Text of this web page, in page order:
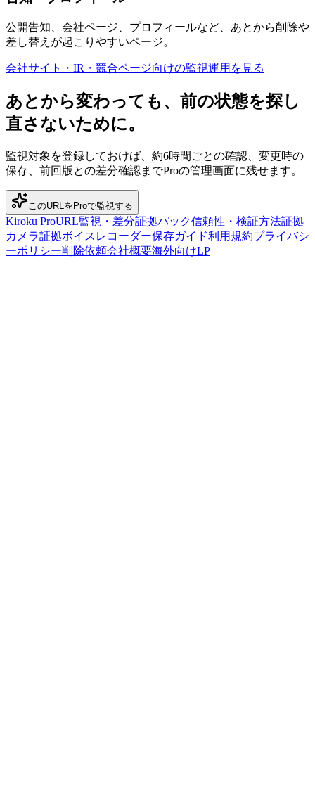
公開告知、会社ページ、プロフィールなど、あとから削除や
差し替えが起こりやすいページ。
会社サイト・IR・競合ページ向けの監視運用を見る
あとから変わっても、前の状態を探し
直さないために。
監視対象を登録しておけば、約6時間ごとの確認、変更時の
保存、前回版との差分確認までProの管理画面に残せます。
このURLをProで監視する
Kiroku ProURL監視・差分証拠パック信頼性・検証方法証拠
カメラ証拠ボイスレコーダー保存ガイド利用規約プライバシ
ーポリシー削除依頼会社概要海外向けLP